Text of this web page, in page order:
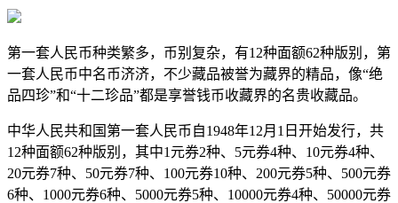
第一套人民币种类繁多，币别复杂，有12种面额62种版别，第
一套人民币中名币济济，不少藏品被誉为藏界的精品，像“绝
品四珍”和“十二珍品”都是享誉钱币收藏界的名贵收藏品。
中华人民共和国第一套人民币自1948年12月1日开始发行，共
12种面额62种版别，其中1元券2种、5元券4种、10元券4种、
20元券7种、50元券7种、100元券10种、200元券5种、500元券
6种、1000元券6种、5000元券5种、10000元券4种、50000元券